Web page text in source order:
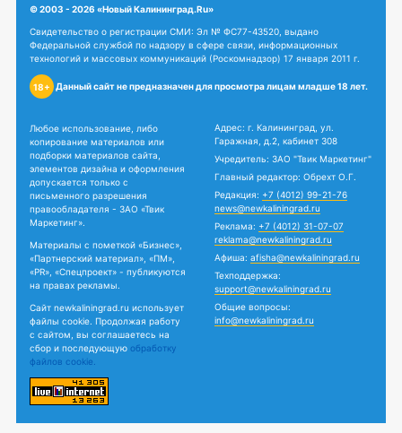
© 2003 - 2026 «Новый Калининград.Ru»
Свидетельство о регистрации СМИ: Эл № ФС77-43520, выдано
Федеральной службой по надзору в сфере связи, информационных
технологий и массовых коммуникаций (Роскомнадзор) 17 января 2011 г.
18+ Данный сайт не предназначен для просмотра лицам младше 18 лет.
Любое использование, либо
копирование материалов или
подборки материалов сайта,
элементов дизайна и оформления
допускается только с
письменного разрешения
правообладателя - ЗАО «Твик
Маркетинг».
Материалы с пометкой «Бизнес»,
«Партнерский материал», «ПМ»,
«PR», «Спецпроект» - публикуются
на правах рекламы.
Сайт newkaliningrad.ru использует
файлы cookie. Продолжая работу
с сайтом, вы соглашаетесь на
сбор и последующую обработку
файлов cookie.
Адрес: г. Калининград, ул.
Гаражная, д.2, кабинет 308
Учредитель: ЗАО "Твик Маркетинг"
Главный редактор: Обрехт О.Г.
Редакция: +7 (4012) 99-21-76
news@newkaliningrad.ru
Реклама: +7 (4012) 31-07-07
reklama@newkaliningrad.ru
Афиша: afisha@newkaliningrad.ru
Техподдержка:
support@newkaliningrad.ru
Общие вопросы:
info@newkaliningrad.ru